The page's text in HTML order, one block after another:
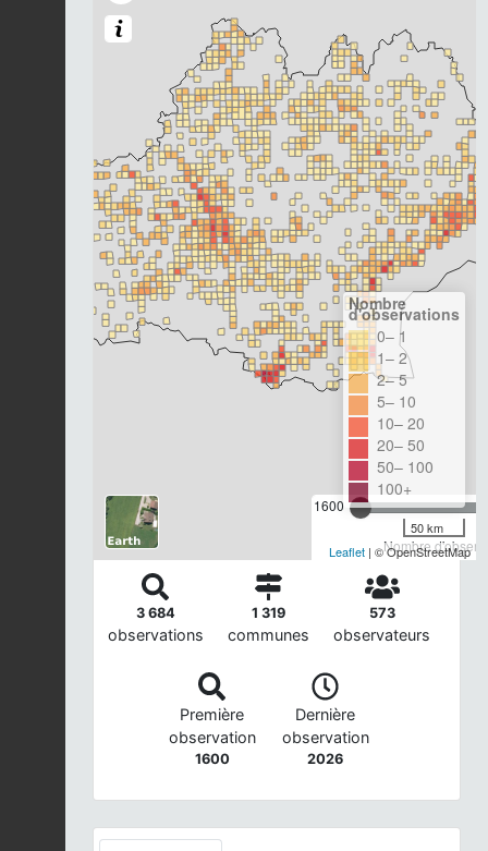
1600
Nombre
Nombre
d'observations
0– 1
1– 2
2– 5
5– 10
10– 20
20– 50
50– 100
100+
50 km
Leaflet | © OpenStreetMap
3 684
observations
1 319
communes
573
observateurs
Première
observation
1600
Dernière
observation
2026